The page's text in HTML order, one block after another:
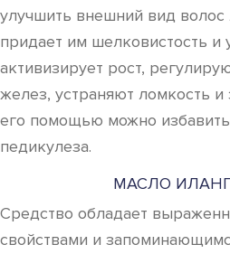
улучшить внешний вид волос
придает им шелковистость и
активизирует рост,
желез, устраняют ломкость
его помощью можно
педикулеза.
МАСЛО
Средство обладает
свойствами и